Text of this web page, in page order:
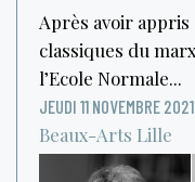
Après avoir
classiques du
l’Ecole Normale...
JEUDI 11 NOVEMBRE 2021
Beaux-Arts Lille